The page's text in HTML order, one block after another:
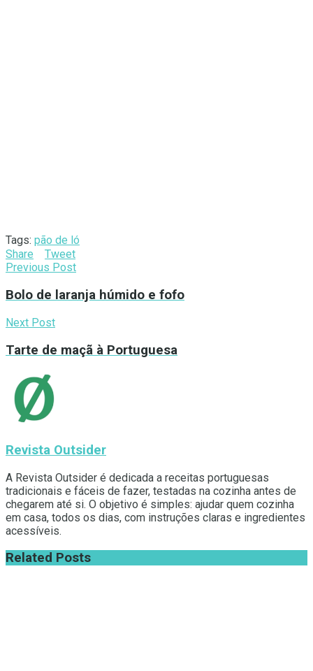
Tags: pão de ló
Share
Tweet
Previous Post
Bolo de laranja húmido e fofo
Next Post
Tarte de maçã à Portuguesa
Revista Outsider
A Revista Outsider é dedicada a receitas portuguesas
tradicionais e fáceis de fazer, testadas na cozinha antes de
chegarem até si. O objetivo é simples: ajudar quem cozinha
em casa, todos os dias, com instruções claras e ingredientes
acessíveis.
Related Posts